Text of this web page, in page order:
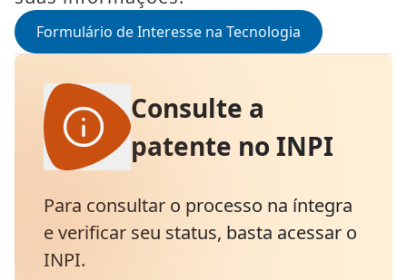
Formulário de Interesse na Tecnologia
Consulte a
patente no INPI
Para consultar o processo na íntegra
e verificar seu status, basta acessar o
INPI.